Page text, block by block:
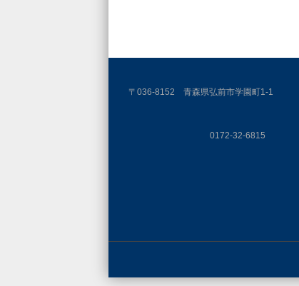
〒036-8152 青森県弘前市学園町1-1
0172-32-6815